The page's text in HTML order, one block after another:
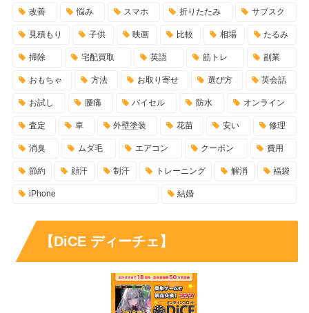
改善 悩み スマホ 折りたたみ サブスク
見積もり 子供 映画 比較 相場 たるみ
掃除 宅配買取 英語 筋トレ 副業
おもちゃ 方法 お取り寄せ 選び方 英会話
お試し 腰痛 バイセル 防水 オンライン
査定 車 外壁塗装 花苗 安い 修理
消臭 ムダ毛 エアコン クーポン 費用
節約 顔汗 制汗 トレーニング 解消 福袋
iPhone 結婚
【DiCE ディーチェ】